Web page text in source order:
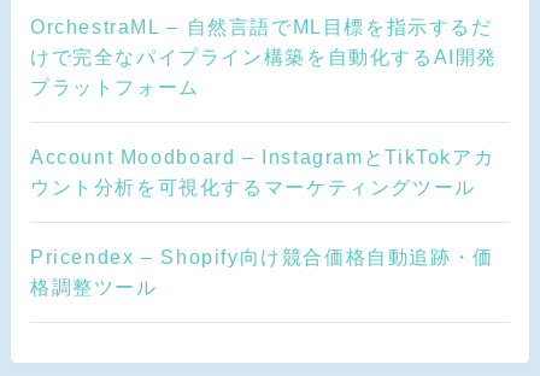
OrchestraML – 自然言語でML目標を指示するだ
けで完全なパイプライン構築を自動化するAI開発
プラットフォーム
Account Moodboard – InstagramとTikTokアカ
ウント分析を可視化するマーケティングツール
Pricendex – Shopify向け競合価格自動追跡・価
格調整ツール